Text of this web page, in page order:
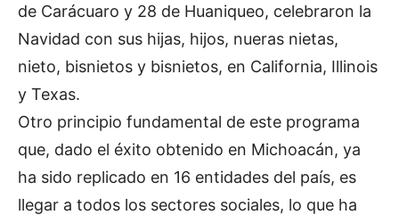
de Carácuaro y 28 de Huaniqueo, celebraron la
Navidad con sus hijas, hijos, nueras nietas,
nieto, bisnietos y bisnietos, en California, Illinois
y Texas.
Otro principio fundamental de este programa
que, dado el éxito obtenido en Michoacán, ya
ha sido replicado en 16 entidades del país, es
llegar a todos los sectores sociales, lo que ha